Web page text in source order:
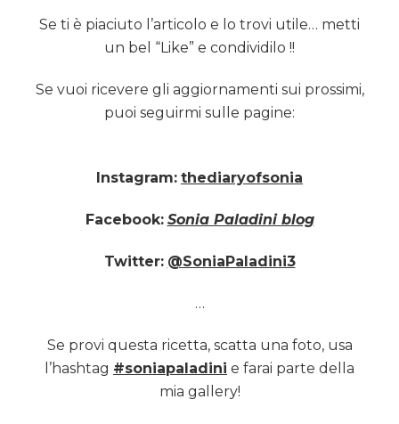
Se ti è piaciuto l’articolo e lo trovi utile… metti
un bel “Like” e condividilo !!
Se vuoi ricevere gli aggiornamenti sui prossimi,
puoi seguirmi sulle pagine:
Instagram: thediaryofsonia
Facebook: Sonia Paladini blog
Twitter: @SoniaPaladini3
…
Se provi questa ricetta, scatta una foto, usa
l’hashtag #soniapaladini e farai parte della
mia gallery!